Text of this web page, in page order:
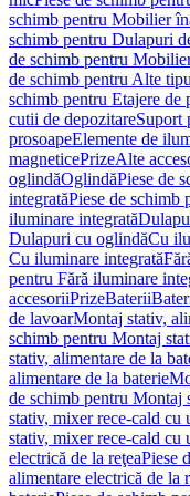
schimb pentru Mobilier
schimb pentru Dulapuri
de schimb pentru
de schimb pentru Alte
schimb pentru Etajere de
cutii de depozitareSuport
prosoapeElemente de
magneticePrizeAlte
oglindăOglindăPiese de
integratăPiese de schimb
iluminare integrată
Dulapuri cu oglindăCu
Cu iluminare integrată
pentru Fără iluminare
accesoriiPrizeBaterii
de lavoarMontaj stativ,
schimb pentru Montaj
stativ, alimentare de la
alimentare de la baterie
de schimb pentru Montaj
stativ, mixer rece-cald cu
stativ, mixer rece-cald cu
electrică de la reţeaPiese
alimentare electrică de la